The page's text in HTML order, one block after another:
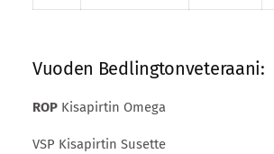
Vuoden Bedlingtonveteraani:
ROPKisapirtin Omega
VSP Kisapirtin Susette